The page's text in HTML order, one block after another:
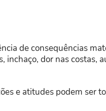
de consequências
inchaço, dor nas costas,
e atitudes podem ser